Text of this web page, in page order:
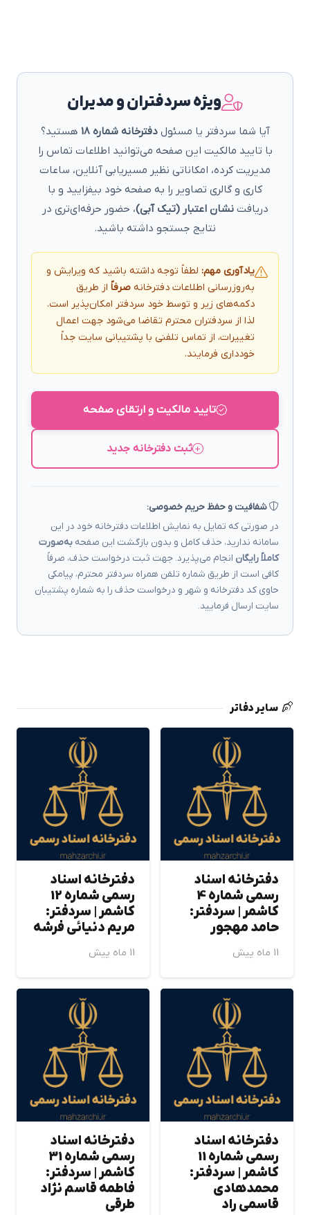
ویژه سردفتران و مدیران
آیا شما سردفتر یا مسئولدفترخانه شماره 18
هستید؟
با تایید مالکیت این صفحه می‌توانید اطلاعات تماس را
مدیریت کرده، امکاناتی نظیر مسیریابی آنلاین، ساعات
کاری و گالری تصاویر را به صفحه خود بیفزایید و با
دریافتنشان اعتبار (تیک آبی)، حضور حرفه‌ای‌تری در
نتایج جستجو داشته باشید.
یادآوری مهم: لطفاً توجه داشته باشید که ویرایش و
به‌روزرسانی اطلاعات دفترخانه صرفاً از طریق
دکمه‌های زیر و توسط خود سردفتر امکان‌پذیر است.
لذا از سردفتران محترم تقاضا می‌شود جهت اعمال
تغییرات، از تماس تلفنی با پشتیبانی سایت جداً
خودداری فرمایند.
تایید مالکیت و ارتقای صفحه
ثبت دفترخانه جدید
شفافیت و حفظ حریم خصوصی:
در صورتی که تمایل به نمایش اطلاعات دفترخانه خود در این
سامانه ندارید، حذف کامل و بدون بازگشت این صفحه به‌صورت
کاملاً رایگان انجام می‌پذیرد. جهت ثبت درخواست حذف، صرفاً
کافی است از طریق شماره تلفن همراه سردفتر محترم، پیامکی
حاوی کد دفترخانه و شهر و درخواست حذف را به شماره پشتیبان
سایت ارسال فرمایید.
سایر دفاتر
دفترخانه اسناد
رسمی شماره 4
كاشمر | سردفتر:
حامد مهجور
11 ماه پیش
دفترخانه اسناد
رسمی شماره 12
كاشمر | سردفتر:
مريم دنيائي فرشه
11 ماه پیش
دفترخانه اسناد
رسمی شماره 11
كاشمر | سردفتر:
محمدهادي
قاسمي راد
دفترخانه اسناد
رسمی شماره 31
كاشمر | سردفتر:
فاطمه قاسم نژاد
طرقي